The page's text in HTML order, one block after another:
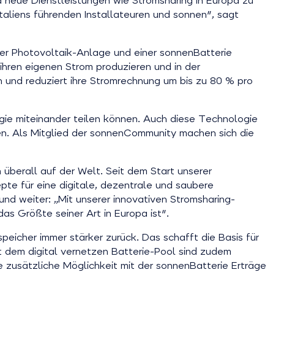
führenden Installateuren und sonnen", sagt
Photovoltaik-Anlage und einer sonnenBatterie
eigenen Strom produzieren und in der
reduziert ihre Stromrechnung um bis zu 80 % pro
miteinander teilen können. Auch diese Technologie
Als Mitglied der sonnenCommunity machen sich die
überall auf der Welt. Seit dem Start unserer
für eine digitale, dezentrale und saubere
weiter: „Mit unserer innovativen Stromsharing-
Größte seiner Art in Europa ist".
immer stärker zurück. Das schafft die Basis für
dem digital vernetzen Batterie-Pool sind zudem
zusätzliche Möglichkeit mit der sonnenBatterie Erträge